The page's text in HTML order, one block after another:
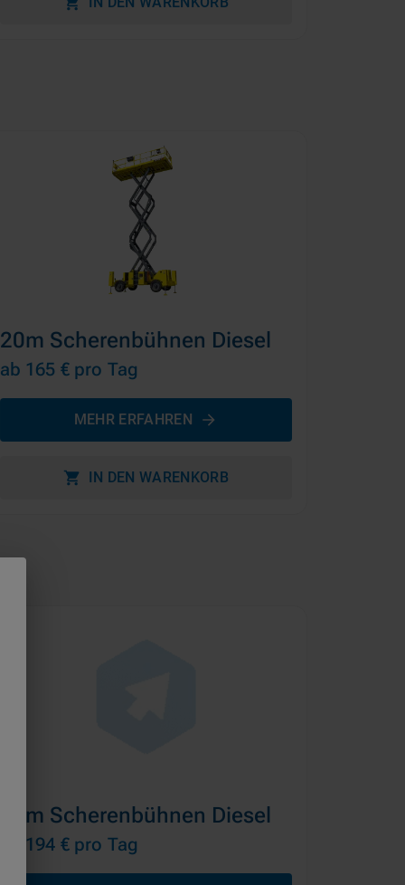
20m Scherenbühnen Diesel
ab 165 € pro Tag
MEHR ERFAHREN
IN DEN WARENKORB
26m Scherenbühnen Diesel
ab 194 € pro Tag